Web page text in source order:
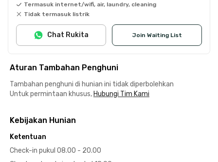
Termasuk internet/wifi, air, laundry, cleaning
Tidak termasuk listrik
Join Waiting List
Chat Rukita
Aturan Tambahan Penghuni
Tambahan penghuni di hunian ini tidak diperbolehkan
Untuk permintaan khusus, Hubungi Tim Kami
Kebijakan Hunian
Ketentuan
Check-in pukul 08.00 - 20.00